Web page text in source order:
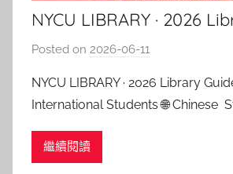
NYCU LIBRARY · 2026
for New International
Posted on 2026-06-11
湯
春
NYCU LIBRARY · 2026 Library
International Students 🌐 Chinese
entry, and
繼續閱讀